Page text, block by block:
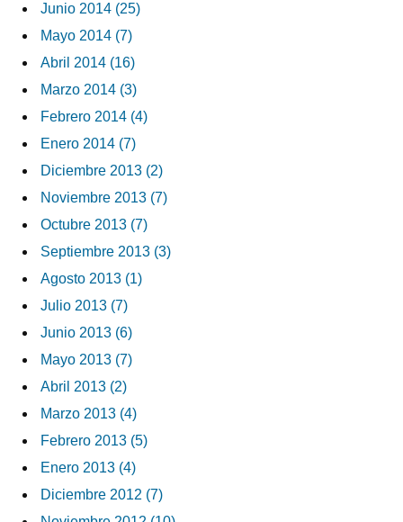
Junio 2014 (25)
Mayo 2014 (7)
Abril 2014 (16)
Marzo 2014 (3)
Febrero 2014 (4)
Enero 2014 (7)
Diciembre 2013 (2)
Noviembre 2013 (7)
Octubre 2013 (7)
Septiembre 2013 (3)
Agosto 2013 (1)
Julio 2013 (7)
Junio 2013 (6)
Mayo 2013 (7)
Abril 2013 (2)
Marzo 2013 (4)
Febrero 2013 (5)
Enero 2013 (4)
Diciembre 2012 (7)